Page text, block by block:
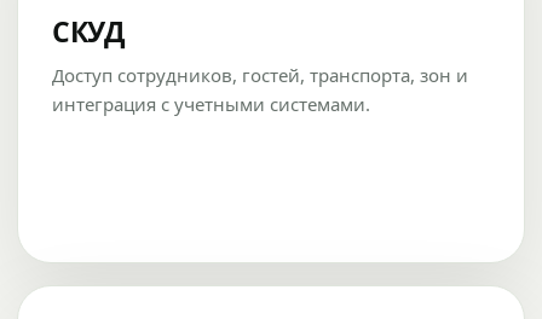
СКУД
Доступ сотрудников, гостей, транспорта, зон и
интеграция с учетными системами.